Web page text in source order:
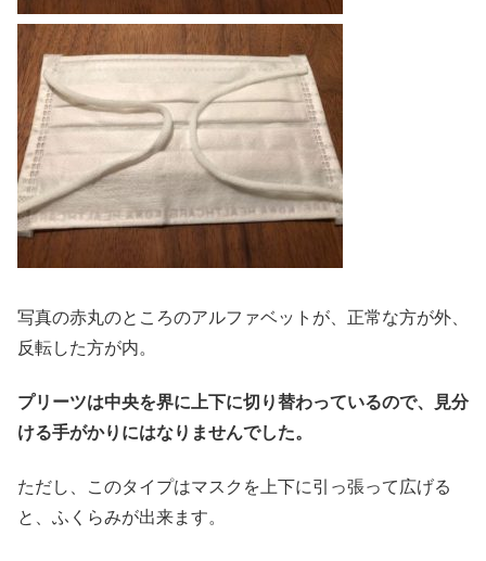
写真の赤丸のところのアルファベットが、正常な方が外、
反転した方が内。
プリーツは中央を界に上下に切り替わっているので、見分
ける手がかりにはなりませんでした。
ただし、このタイプはマスクを上下に引っ張って広げる
と、ふくらみが出来ます。